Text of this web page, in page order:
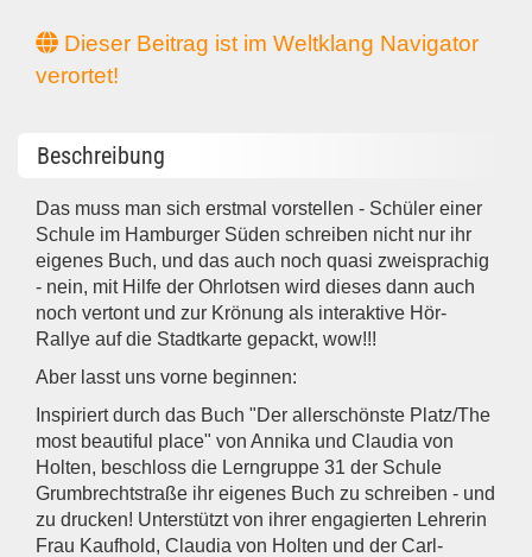
Dieser Beitrag ist im Weltklang Navigator
verortet!
Beschreibung
Das muss man sich erstmal vorstellen - Schüler einer
Schule im Hamburger Süden schreiben nicht nur ihr
eigenes Buch, und das auch noch quasi zweisprachig
- nein, mit Hilfe der Ohrlotsen wird dieses dann auch
noch vertont und zur Krönung als interaktive Hör-
Rallye auf die Stadtkarte gepackt, wow!!!
Aber lasst uns vorne beginnen:
Inspiriert durch das Buch "Der allerschönste Platz/The
most beautiful place" von Annika und Claudia von
Holten, beschloss die Lerngruppe 31 der Schule
Grumbrechtstraße ihr eigenes Buch zu schreiben - und
zu drucken! Unterstützt von ihrer engagierten Lehrerin
Frau Kaufhold, Claudia von Holten und der Carl-